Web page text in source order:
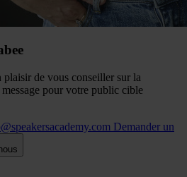
de vous conseiller sur la
pour votre public cible
Demander un